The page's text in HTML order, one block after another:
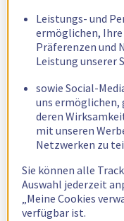
Leistungs- und
ermöglichen,
Präferenzen und
Leistung unserer
sowie Social-
uns ermöglichen,
deren
mit unseren
Netzwerken zu
Sie können alle
Auswahl jederzeit
„Meine Cookies
verfügbar ist.